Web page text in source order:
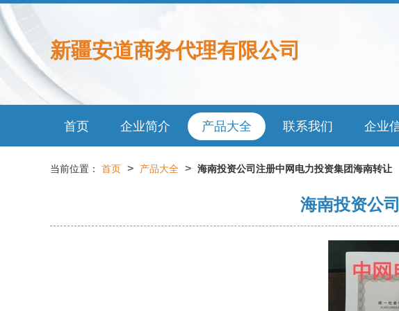
新疆安道商务代理有限公司
首页 企业简介 产品大全 联系我们 企业
当前位置： 首页 > 产品大全 > 海南投资公司注册中网电力投资集团海南转让
海南投资公